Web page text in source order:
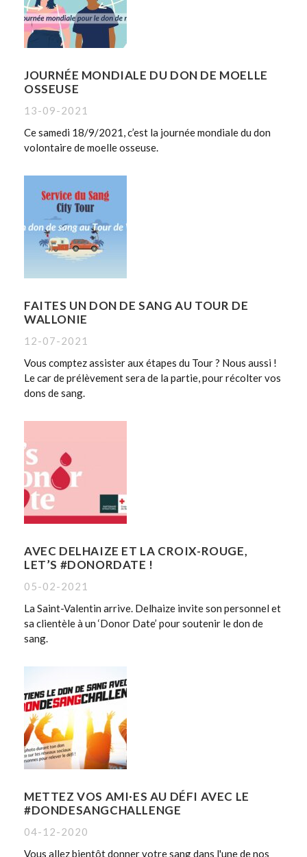
JOURNÉE MONDIALE DU DON DE MOELLE
OSSEUSE
13-09-2021
Ce samedi 18/9/2021, c’est la journée mondiale du don
volontaire de moelle osseuse.
FAITES UN DON DE SANG AU TOUR DE
WALLONIE
12-07-2021
Vous comptez assister aux étapes du Tour ? Nous aussi !
Le car de prélèvement sera de la partie, pour récolter vos
dons de sang.
AVEC DELHAIZE ET LA CROIX-ROUGE,
LET’S #DONORDATE !
05-02-2021
La Saint-Valentin arrive. Delhaize invite son personnel et
sa clientèle à un ‘Donor Date’ pour soutenir le don de
sang.
METTEZ VOS AMI·ES AU DÉFI AVEC LE
#DONDESANGCHALLENGE
04-12-2020
Vous allez bientôt donner votre sang dans l'une de nos